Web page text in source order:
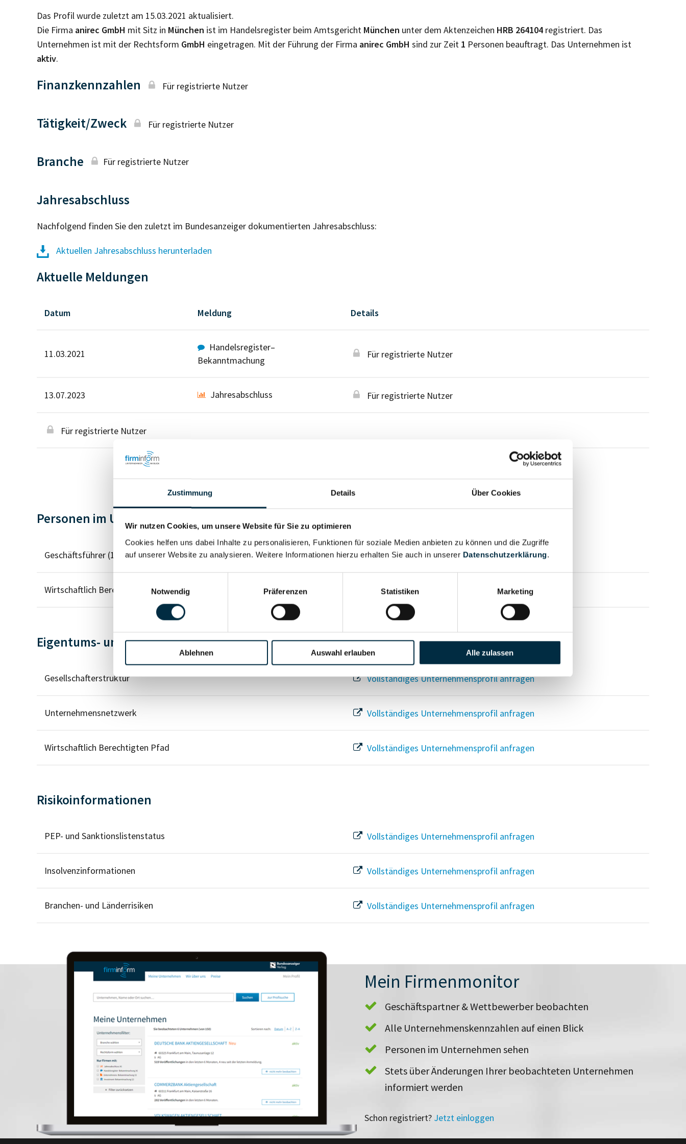
Zustimmung Details Über Cookies
Wir nutzen Cookies, um unsere Website für Sie zu optimieren
Cookies helfen uns dabei Inhalte zu personalisieren, Funktionen für soziale Medien anbieten zu können und die Zugriffe
auf unserer Website zu analysieren. Weitere Informationen hierzu erhalten Sie auch in unserer Datenschutzerklärung.
Notwendig
Präferenzen Statistiken Marketing
Ablehnen Auswahl erlauben Alle zulassen
Das Profil wurde zuletzt am 15.03.2021 aktualisiert.
Die Firma anirec GmbH mit Sitz in München ist im Handelsregister beim Amtsgericht München unter dem Aktenzeichen HRB 264104 registriert. Das
Unternehmen ist mit der Rechtsform GmbH eingetragen. Mit der Führung der Firma anirec GmbH sind zur Zeit 1 Personen beauftragt. Das Unternehmen ist
aktiv.
Finanzkennzahlen Für registrierte Nutzer
Tätigkeit/Zweck Für registrierte Nutzer
Branche Für registrierte Nutzer
Jahresabschluss
Nachfolgend finden Sie den zuletzt im Bundesanzeiger dokumentierten Jahresabschluss:
Aktuellen Jahresabschluss herunterladen
Aktuelle Meldungen
Datum Meldung Details
11.03.2021
Handelsregister–
Bekanntmachung
Für registrierte Nutzer
13.07.2023 Jahresabschluss Für registrierte Nutzer
Für registrierte Nutzer
Personen im Unternehmen
Geschäftsführer (1) Für registrierte Nutzer
Wirtschaftlich Berechtigter Vollständiges Unternehmensprofil anfragen
Eigentums- und Kontrollstruktur
Gesellschafterstruktur Vollständiges Unternehmensprofil anfragen
Unternehmensnetzwerk Vollständiges Unternehmensprofil anfragen
Wirtschaftlich Berechtigten Pfad Vollständiges Unternehmensprofil anfragen
Risikoinformationen
PEP- und Sanktionslistenstatus Vollständiges Unternehmensprofil anfragen
Insolvenzinformationen Vollständiges Unternehmensprofil anfragen
Branchen- und Länderrisiken Vollständiges Unternehmensprofil anfragen
Mein Firmenmonitor
Geschäftspartner & Wettbewerber beobachten
Alle Unternehmenskennzahlen auf einen Blick
Personen im Unternehmen sehen
Stets über Änderungen Ihrer beobachteten Unternehmen
informiert werden
Schon registriert? Jetzt einloggen